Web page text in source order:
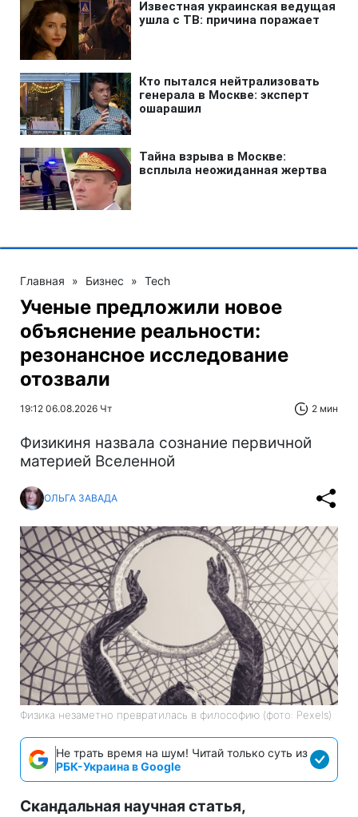
Главная » Бизнес » Tech
Ученые предложили новое
объяснение реальности:
резонансное исследование
отозвали
19:12 06.08.2026 Чт 2 мин
Физикиня назвала сознание первичной
материей Вселенной
ОЛЬГА ЗАВАДА
Физика незаметно превратилась в философию (фото: Pexels)
Не трать время на шум! Читай только суть из
РБК-Украина в Google
Скандальная научная статья,